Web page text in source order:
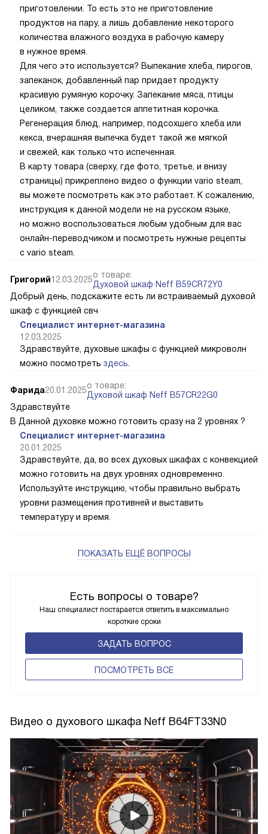
Есть вопросы о товаре?
Наш специалист постарается ответить в максимально
короткие сроки
ЗАДАТЬ ВОПРОС
ПОCМОТРЕТЬ ВСЕ
приготовлении. То есть это не приготовление
продуктов на пару, а лишь добавление некоторого
количества влажного воздуха в рабочую камеру
в нужное время.
Для чего это используется? Выпекание хлеба, пирогов,
запеканок, добавленный пар придает продукту
красивую румяную корочку. Запекание мяса, птицы
целиком, также создается аппетитная корочка.
Регенерация блюд, например, подсохшего хлеба или
кекса, вчерашняя выпечка будет такой же мягкой
и свежей, как только что испеченная.
В карту товара (сверху, где фото, третье, и внизу
страницы) прикреплено видео о функции vario steam,
вы можете посмотреть как это работает. К сожалению,
инструкция к данной модели не на русском языке,
но можно воспользоваться любым удобным для вас
онлайн-переводчиком и посмотреть нужные рецепты
с vario steam.
Григорий12.03.2025о товаре:
Духовой шкаф Neff B59CR72Y0
Добрый день, подскажите есть ли встраиваемый духовой
шкаф с функцией свч
Специалист интернет-магазина
12.03.2025
Здравствуйте, духовые шкафы с функцией микроволн
можно посмотреть здесь.
Фарида20.01.2025о товаре:
Духовой шкаф Neff B57CR22G0
Здравствуйте
В Данной духовке можно готовить сразу на 2 уровнях ?
Специалист интернет-магазина
20.01.2025
Здравствуйте, да, во всех духовых шкафах с конвекцией
можно готовить на двух уровнях одновременно.
Используйте инструкцию, чтобы правильно выбрать
уровни размещения противней и выставить
температуру и время.
ПОКАЗАТЬ ЕЩЁ ВОПРОСЫ
Видео о духового шкафа Neff B64FT33N0